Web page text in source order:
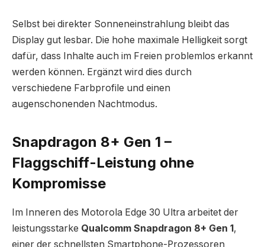
Selbst bei direkter Sonneneinstrahlung bleibt das
Display gut lesbar. Die hohe maximale Helligkeit sorgt
dafür, dass Inhalte auch im Freien problemlos erkannt
werden können. Ergänzt wird dies durch
verschiedene Farbprofile und einen
augenschonenden Nachtmodus.
Snapdragon 8+ Gen 1 –
Flaggschiff-Leistung ohne
Kompromisse
Im Inneren des Motorola Edge 30 Ultra arbeitet der
leistungsstarke Qualcomm Snapdragon 8+ Gen 1,
einer der schnellsten Smartphone-Prozessoren